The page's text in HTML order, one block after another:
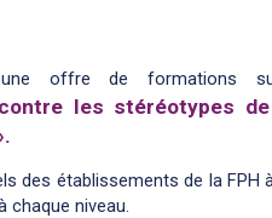
offre de formations
les stéréotypes
des établissements de la FPH
chaque niveau.